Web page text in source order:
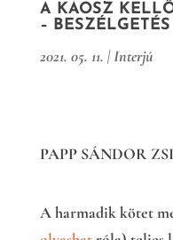
A KÁOSZ
–
2021. 05. 11. |Interjú
PAPP SÁNDOR
A harmadik kötet